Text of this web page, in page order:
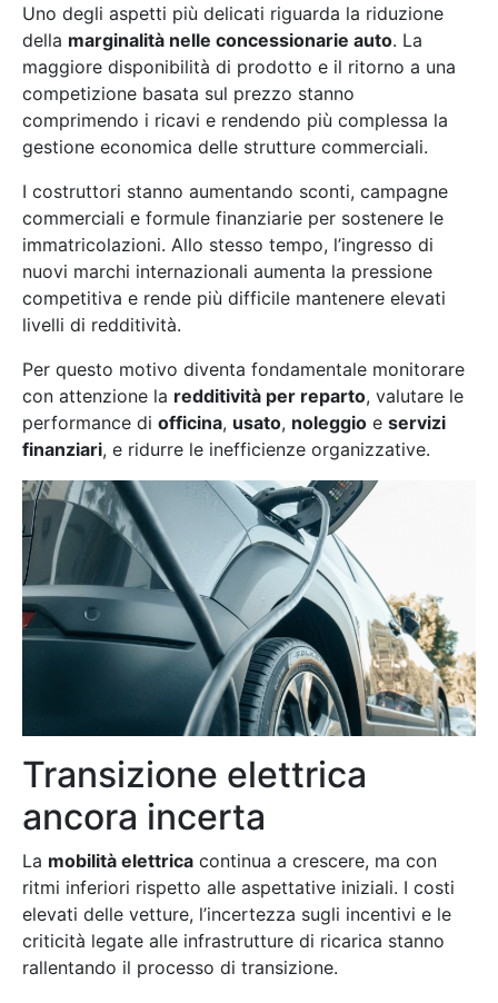
Uno degli aspetti più delicati riguarda la riduzione
della marginalità nelle concessionarie auto. La
maggiore disponibilità di prodotto e il ritorno a una
competizione basata sul prezzo stanno
comprimendo i ricavi e rendendo più complessa la
gestione economica delle strutture commerciali.
I costruttori stanno aumentando sconti, campagne
commerciali e formule finanziarie per sostenere le
immatricolazioni. Allo stesso tempo, l’ingresso di
nuovi marchi internazionali aumenta la pressione
competitiva e rende più difficile mantenere elevati
livelli di redditività.
Per questo motivo diventa fondamentale monitorare
con attenzione la redditività per reparto, valutare le
performance di officina, usato, noleggio e servizi
finanziari, e ridurre le inefficienze organizzative.
Transizione elettrica
ancora incerta
La mobilità elettrica continua a crescere, ma con
ritmi inferiori rispetto alle aspettative iniziali. I costi
elevati delle vetture, l’incertezza sugli incentivi e le
criticità legate alle infrastrutture di ricarica stanno
rallentando il processo di transizione.